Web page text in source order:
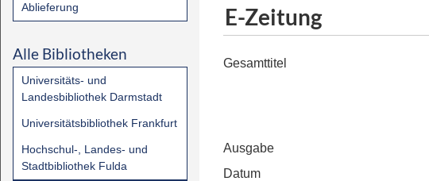
Ablieferung
Alle Bibliotheken
Universitäts- und
Landesbibliothek Darmstadt
Universitätsbibliothek Frankfurt
Hochschul-, Landes- und
Stadtbibliothek Fulda
E-Zeitung
Gesamttitel
Ausgabe
Datum